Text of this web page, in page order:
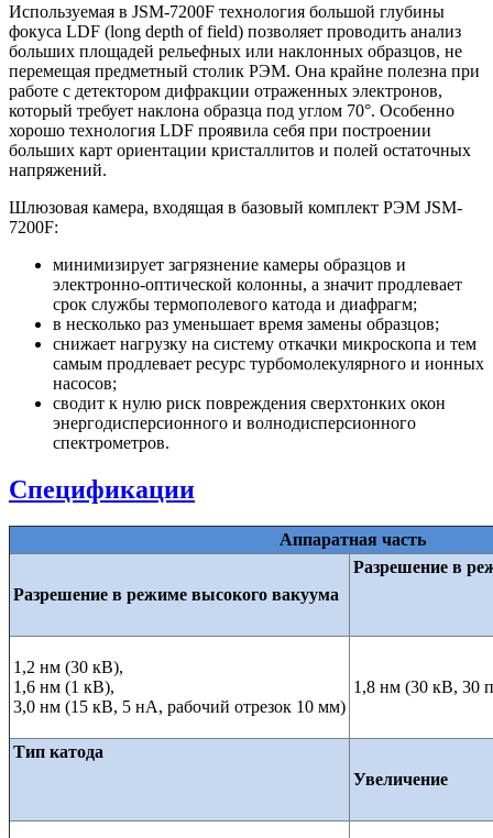
Используемая в JSM-7200F технология большой глубины
фокуса LDF (long depth of field) позволяет проводить анализ
больших площадей рельефных или наклонных образцов, не
перемещая предметный столик РЭМ. Она крайне полезна при
работе с детектором дифракции отраженных электронов,
который требует наклона образца под углом 70°. Особенно
хорошо технология LDF проявила себя при построении
больших карт ориентации кристаллитов и полей остаточных
напряжений.
Шлюзовая камера, входящая в базовый комплект РЭМ JSM-
7200F:
минимизирует загрязнение камеры образцов и
электронно-оптической колонны, а значит продлевает
срок службы термополевого катода и диафрагм;
в несколько раз уменьшает время замены образцов;
снижает нагрузку на систему откачки микроскопа и тем
самым продлевает ресурс турбомолекулярного и ионных
насосов;
сводит к нулю риск повреждения сверхтонких окон
энергодисперсионного и волнодисперсионного
спектрометров.
Спецификации
Аппаратная часть
Разрешение в режиме высокого вакуума
Разрешение в
1,2 нм (30 кВ),
1,6 нм (1 кВ),
3,0 нм (15 кВ, 5 нА, рабочий отрезок 10 мм)
1,8 нм (30 кВ, 30
Тип катода
Увеличение